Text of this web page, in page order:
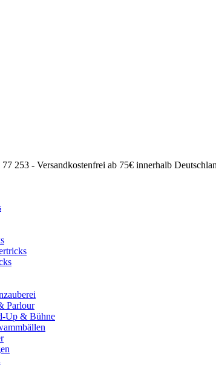
253 - Versandkostenfrei ab 75€ innerhalb
Parlour
Up & Bühne